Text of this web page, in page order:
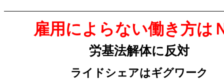
雇用によらない働き方は
労基法解体に反対
ライドシェアはギグワーク